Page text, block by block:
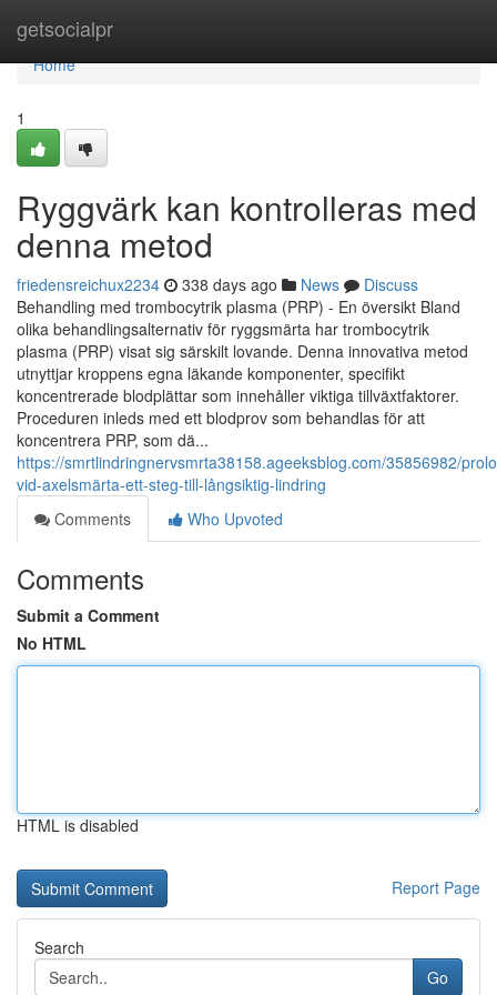
getsocialpr
Home
Home
1
Ryggvärk kan kontrolleras med
denna metod
friedensreichux2234 338 days ago News
Discuss
Behandling med trombocytrik plasma (PRP) - En översikt Bland
olika behandlingsalternativ för ryggsmärta har trombocytrik
plasma (PRP) visat sig särskilt lovande. Denna innovativa metod
utnyttjar kroppens egna läkande komponenter, specifikt
koncentrerade blodplättar som innehåller viktiga tillväxtfaktorer.
Proceduren inleds med ett blodprov som behandlas för att
koncentrera PRP, som dä...
https://smrtlindringnervsmrta38158.ageeksblog.com/35856982/
vid-axelsmärta-ett-steg-till-långsiktig-lindring
Comments
Who Upvoted
Comments
Submit a Comment
No HTML
HTML is disabled
Report Page
Search
Go